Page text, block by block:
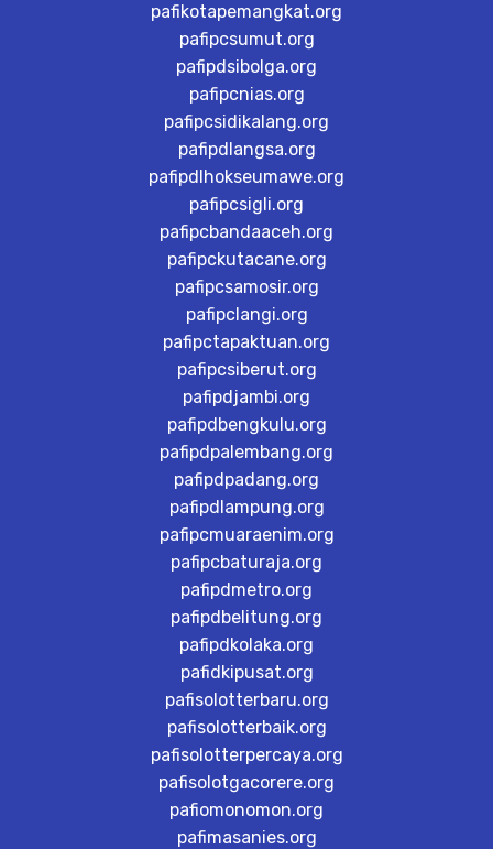
pafikotapemangkat.org
pafipcsumut.org
pafipdsibolga.org
pafipcnias.org
pafipcsidikalang.org
pafipdlangsa.org
pafipdlhokseumawe.org
pafipcsigli.org
pafipcbandaaceh.org
pafipckutacane.org
pafipcsamosir.org
pafipclangi.org
pafipctapaktuan.org
pafipcsiberut.org
pafipdjambi.org
pafipdbengkulu.org
pafipdpalembang.org
pafipdpadang.org
pafipdlampung.org
pafipcmuaraenim.org
pafipcbaturaja.org
pafipdmetro.org
pafipdbelitung.org
pafipdkolaka.org
pafidkipusat.org
pafisolotterbaru.org
pafisolotterbaik.org
pafisolotterpercaya.org
pafisolotgacorere.org
pafiomonomon.org
pafimasanies.org